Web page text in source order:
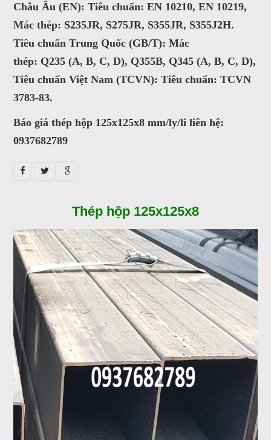
Châu Âu (EN): Tiêu chuẩn: EN 10210, EN 10219,
Mác thép: S235JR, S275JR, S355JR, S355J2H.
Tiêu chuẩn Trung Quốc (GB/T): Mác
thép: Q235 (A, B, C, D), Q355B, Q345 (A, B, C, D),
Tiêu chuẩn Việt Nam (TCVN): Tiêu chuẩn: TCVN
3783-83.
Báo giá thép hộp 125x125x8 mm/ly/li liên hệ:
0937682789
Thép hộp 125x125x8
COPYRIGHT 2016. ALL RIGHTS RESERVED